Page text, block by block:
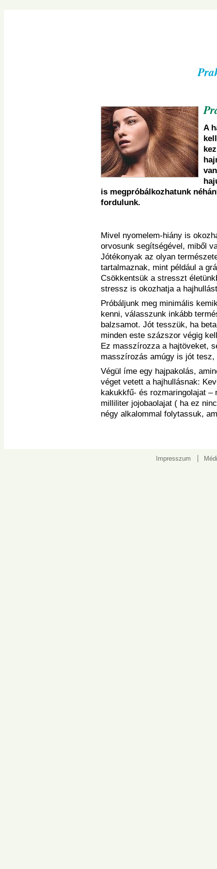
A
is megpróbálkozhatunk
fordulunk.
Mivel nyomelem-hiány is
orvosunk segítségével, miből
Jótékonyak az olyan
tartalmaznak, mint például a
Csökkentsük a stresszt
stressz is okozhatja a
Próbáljunk meg minimális
kenni, válasszunk inkább
balzsamot. Jót tesszük, ha
minden este százszor végig
Ez masszírozza a hajtöveket,
masszírozás amúgy is jót
Végül íme egy hajpakolás,
véget vetett a hajhullásnak:
kakukkfű- és rozmaringolajat –
milliliter jojobaolajat ( ha ez
négy alkalommal folytassuk,
Impresszum